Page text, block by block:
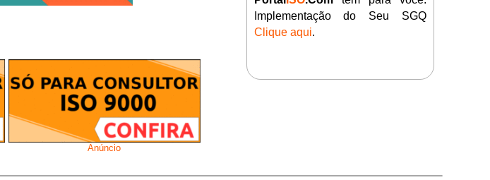
Implementação do Seu SGQ
Clique aqui.
Anúncio